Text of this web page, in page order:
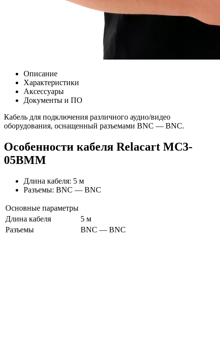
Описание
Характеристики
Аксессуары
Документы и ПО
Кабель для подключения различного аудио/видео
оборудования, оснащенный разъемами BNC — BNC.
Особенности кабеля Relacart MC3-
05BMM
Длина кабеля: 5 м
Разъемы: BNC — BNC
Основные параметры
Длина кабеля
5 м
Разъемы
BNC — BNC